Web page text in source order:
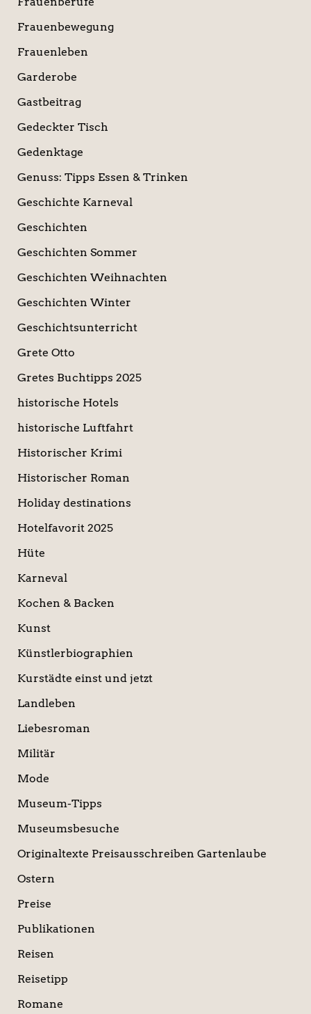
Frauenbewegung
Frauenleben
Garderobe
Gastbeitrag
Gedeckter Tisch
Gedenktage
Genuss: Tipps Essen & Trinken
Geschichte Karneval
Geschichten
Geschichten Sommer
Geschichten Weihnachten
Geschichten Winter
Geschichtsunterricht
Grete Otto
Gretes Buchtipps 2025
historische Hotels
historische Luftfahrt
Historischer Krimi
Historischer Roman
Holiday destinations
Hotelfavorit 2025
Hüte
Karneval
Kochen & Backen
Kunst
Künstlerbiographien
Kurstädte einst und jetzt
Landleben
Liebesroman
Militär
Mode
Museum-Tipps
Museumsbesuche
Originaltexte Preisausschreiben Gartenlaube
Ostern
Preise
Publikationen
Reisen
Reisetipp
Romane